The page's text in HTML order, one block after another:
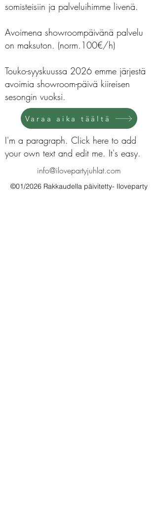
somisteisiin ja palveluihimme livenä.
Avoimena showroompäivänä palvelu
on maksuton. (norm.100€/h)
Touko-syyskuussa 2026 emme järjestä
avoimia showroom-päivä kiireisen
sesongin vuoksi.
Varaa aika täältä
I'm a paragraph. Click here to add
your own text and edit me. It's easy.
info@ilovepartyjuhlat.com
©01/2026 Rakkaudella päivitetty- Iloveparty